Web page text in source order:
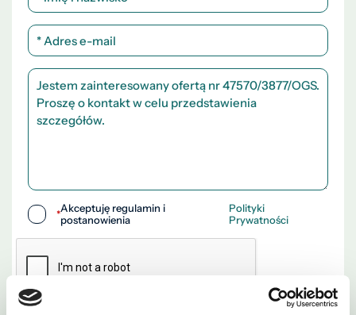
*Akceptuję regulamin i
postanowienia
Polityki
Prywatności